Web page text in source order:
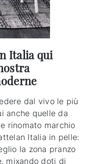
Italia qui
dal vivo le più
anche quelle da
rinomato marchio
Italia in pelle:
la zona pranzo
mixando doti di